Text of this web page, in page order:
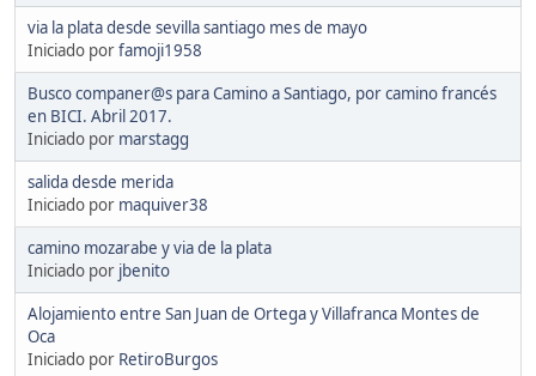
via la plata desde sevilla santiago mes de mayo
Iniciado porfamoji1958
Busco companer@s para Camino a Santiago, por camino francés
en BICI. Abril 2017.
Iniciado por marstagg
salida desde merida
Iniciado por maquiver38
camino mozarabe y via de la plata
Iniciado por jbenito
Alojamiento entre San Juan de Ortega y Villafranca Montes de
Oca
Iniciado por RetiroBurgos